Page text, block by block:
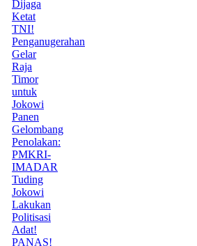
Dijaga
Ketat
TNI!
Penganugerahan
Gelar
Raja
Timor
untuk
Jokowi
Panen
Gelombang
Penolakan:
PMKRI-
IMADAR
Tuding
Jokowi
Lakukan
Politisasi
Adat!
PANAS!